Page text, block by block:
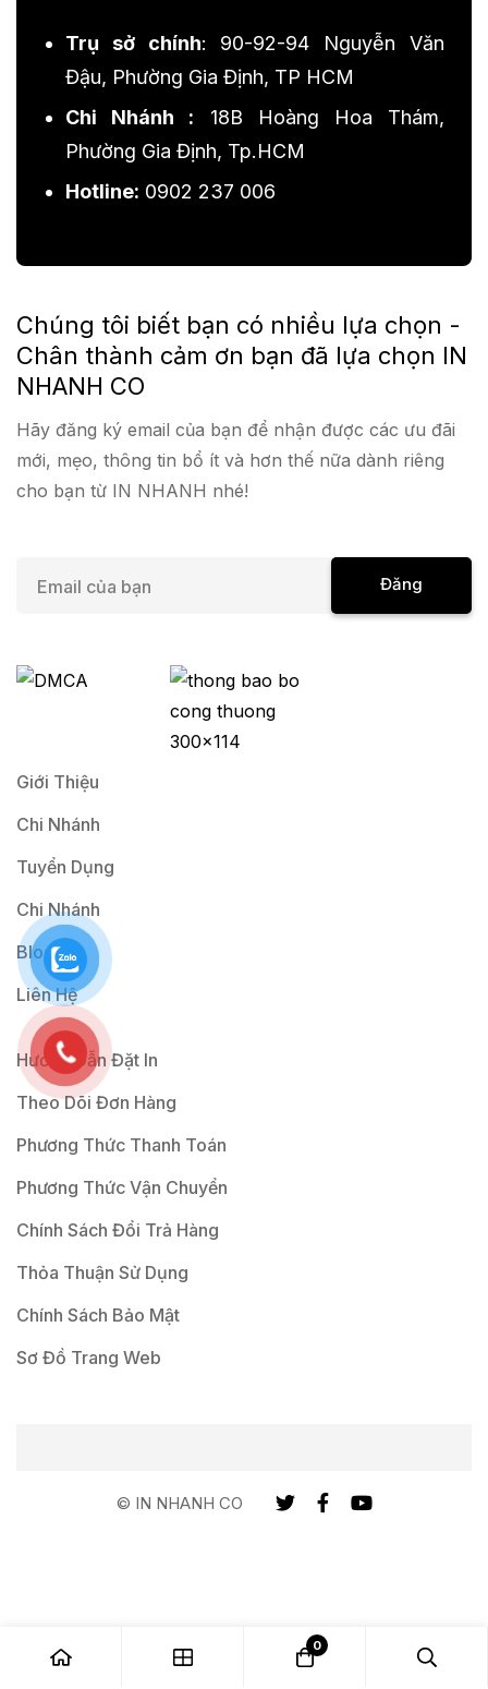
Trụ sở chính: 90-92-94 Nguyễn Văn
Đậu, Phường Gia Định, TP HCM
Chi Nhánh : 18B Hoàng Hoa Thám,
Phường Gia Định, Tp.HCM
Hotline: 0902 237 006
Chúng tôi biết bạn có nhiều lựa chọn -
Chân thành cảm ơn bạn đã lựa chọn IN
NHANH CO
Hãy đăng ký email của bạn để nhận được các ưu đãi
mới, mẹo, thông tin bổ ít và hơn thế nữa dành riêng
cho bạn từ IN NHANH nhé!
i
Đăng
Giới Thiệu
Chi Nhánh
Tuyển Dụng
Chi Nhánh
Blog
Liên Hệ
Hướng Dẫn Đặt In
Theo Dõi Đơn Hàng
Phương Thức Thanh Toán
Phương Thức Vận Chuyển
Chính Sách Đổi Trả Hàng
Thỏa Thuận Sử Dụng
Chính Sách Bảo Mật
Sơ Đồ Trang Web
© IN NHANH CO
0